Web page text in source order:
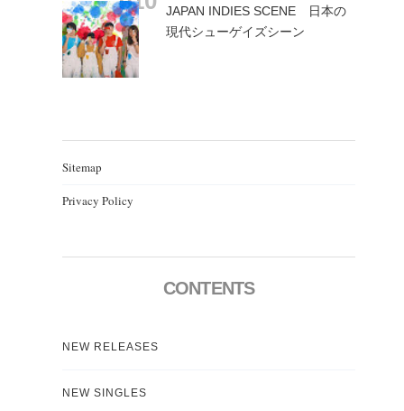
JAPAN INDIES SCENE 日本の
現代シューゲイズシーン
Sitemap
Privacy Policy
CONTENTS
NEW RELEASES
NEW SINGLES